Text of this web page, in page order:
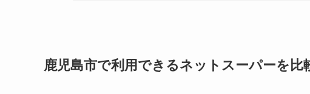
鹿児島市で利用できるネットスーパーを比